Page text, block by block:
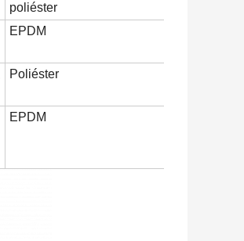
poliéster
EPDM
Poliéster
EPDM